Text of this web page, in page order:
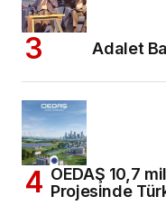
Adalet
OEDAŞ 10,7
Projesinde